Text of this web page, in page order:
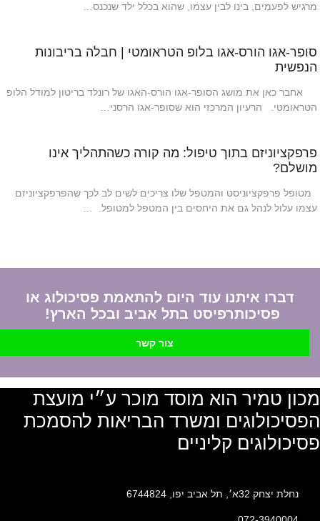
מרגיש לפעמים, בינו לבין עצמו, שהוא בכלל ילד שנכנס…
סופר-אגו הורס-אגו בלופ הטראומטי | חבלה בריבונות
הנפשית
אחבר כאן את מושג הסופר-אגו הורס-האגו של רונלד בריטון למודל הלופ
הטראומטי. הרעיון המרכזי הוא שסופר-אגו הרסני…
פרפקציוניזם בתוך טיפול: מה קורה כשהתהליך אינו
מושלם?
מטופל פרפקציוניסט והמטפל שלו צריכים לשים לב לכך שהפרפקציוניזם
עצמו עלול לנהל גם את היחסים בין המטפל למטופל. …
דברו איתנו עוד היום להתאמת פסיכולוג או
פסיכותרפיסט בתל אביב ובכל הארץ!
צור קשר
מכון טמיר הוא מוסד מוכר ע״י מועצת
הפסיכולוגים ומשרד הבריאות להסמכת
פסיכולוגים קליניים
נחלת יצחק 32א׳, תל אביב יפו, 6744824